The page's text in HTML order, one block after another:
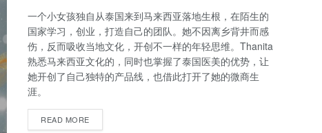
一个小女孩独自从泰国来到马来西亚落地生根，在陌生的
国家学习，创业，打造自己的团队。她不因离乡背井而感
伤，反而吸收当地文化，开创不一样的年轻思维。Thanita
熟悉马来西亚文化的，同时也掌握了泰国医美的优势，让
她开创了自己独特的产品线，也借此打开了她的微商生
涯。
READ MORE